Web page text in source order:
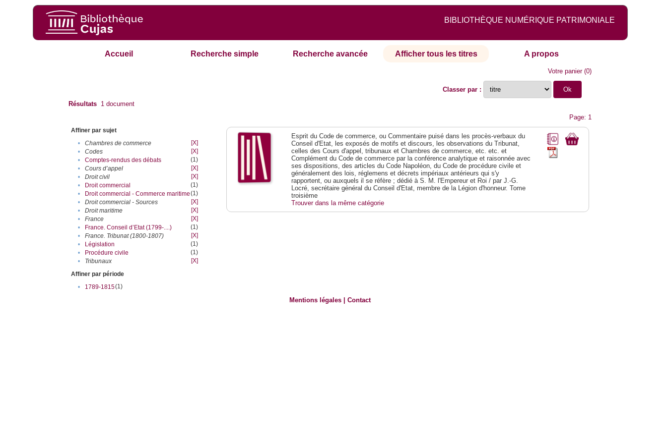
BIBLIOTHÈQUE NUMÉRIQUE PATRIMONIALE
Accueil Recherche simple Recherche avancée Afficher tous les titres A propos
Votre panier(0)
Classer par :
Résultats 1 document
Page: 1
Affiner par sujet
•
Chambres de commerce
[X]
•
Codes
[X]
•
Comptes-rendus des débats
(1)
•
Cours d’appel
[X]
•
Droit civil
[X]
•
Droit commercial
(1)
•
Droit commercial - Commerce maritime(1)
•
Droit commercial - Sources
[X]
•
Droit maritime
[X]
•
France
[X]
•
France. Conseil d’Etat (1799-....)
(1)
•
France. Tribunat (1800-1807)
[X]
•
Législation
(1)
•
Procédure civile
(1)
•
Tribunaux
[X]
Affiner par période
•
1789-1815(1)
Esprit du Code de commerce, ou Commentaire puisé dans les procès-verbaux du
Conseil d'Etat, les exposés de motifs et discours, les observations du Tribunat,
celles des Cours d'appel, tribunaux et Chambres de commerce, etc. etc. et
Complément du Code de commerce par la conférence analytique et raisonnée avec
ses dispositions, des articles du Code Napoléon, du Code de procédure civile et
généralement des lois, réglemens et décrets impériaux antérieurs qui s'y
rapportent, ou auxquels il se réfère ; dédié à S. M. l'Empereur et Roi / par J.-G.
Locré, secrétaire général du Conseil d'Etat, membre de la Légion d'honneur. Tome
troisième
Trouver dans la même catégorie
Mentions légales |Contact